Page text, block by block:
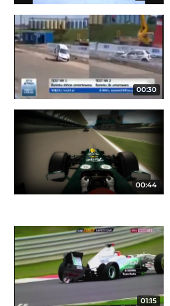
00:30
00:44
01:15